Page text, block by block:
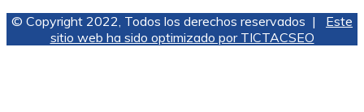
© Copyright 2022, Todos los derechos reservados | Este
sitio web ha sido optimizado por TICTACSEO